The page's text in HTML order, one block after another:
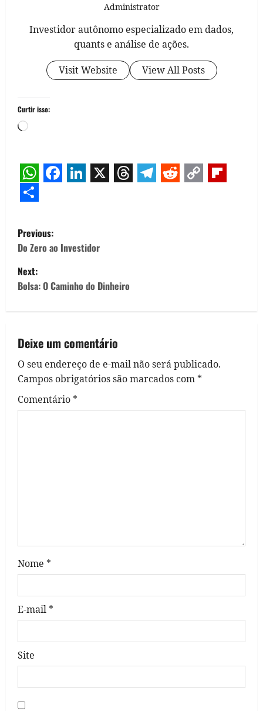
Administrator
Investidor autônomo especializado em dados,
quants e análise de ações.
Visit Website
View All Posts
Curtir isso:
Carregando...
WhatsApp
Facebook
LinkedIn
X Threads
Telegram
Reddit
Copy
P
o
s
a
v
i
n
Previous:
Do Zero ao Investidor
Next:
Bolsa: O Caminho do Dinheiro
Deixe um comentário
O seu endereço de e-mail não será publicado.
Campos obrigatórios são marcados com *
Comentário *
Nome *
E-mail *
Site